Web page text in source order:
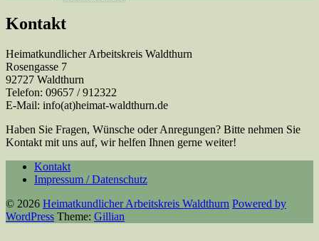
Kontakt
Heimatkundlicher Arbeitskreis Waldthurn
Rosengasse 7
92727 Waldthurn
Telefon: 09657 / 912322
E-Mail: info(at)heimat-waldthurn.de
Haben Sie Fragen, Wünsche oder Anregungen? Bitte nehmen Sie
Kontakt mit uns auf, wir helfen Ihnen gerne weiter!
Kontakt
Impressum / Datenschutz
© 2026 Heimatkundlicher Arbeitskreis Waldthurn Powered by
WordPress Theme: Gillian